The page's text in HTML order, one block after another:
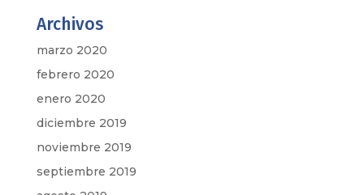
Archivos
marzo 2020
febrero 2020
enero 2020
diciembre 2019
noviembre 2019
septiembre 2019